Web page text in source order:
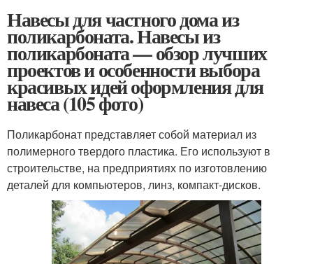
Навесы для частного дома из
поликарбоната. Навесы из
поликарбоната — обзор лучших
проектов и особенности выбора
красивых идей оформления для
навеса (105 фото)
Поликарбонат представляет собой материал из
полимерного твердого пластика. Его используют в
строительстве, на предприятиях по изготовлению
деталей для компьютеров, линз, компакт-дисков.